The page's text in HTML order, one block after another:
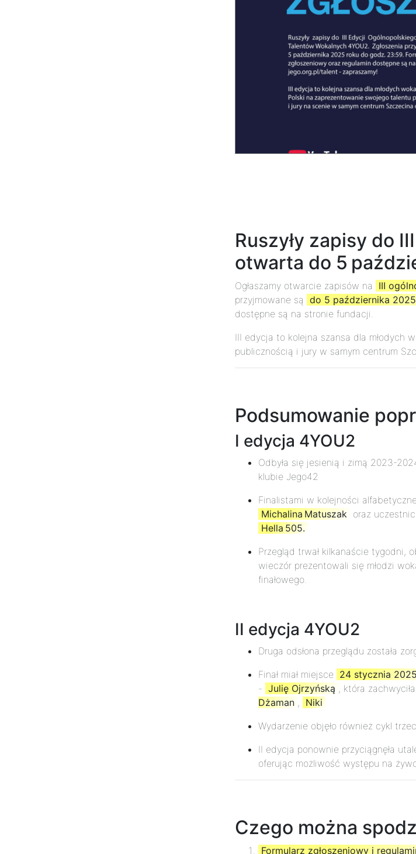
Ruszyły zapisy do
otwarta do 5
Ogłaszamy otwarcie zapisów na III
przyjmowane są do 5 października
dostępne są na stronie fundacji.
III edycja to kolejna szansa dla młodych
publicznością i jury w samym centrum
Podsumowanie
I edycja 4YOU2
Odbyła się jesienią i zimą 2023-
klubie Jego42
Finalistami w kolejności
Michalina Matuszak oraz
Hella 505.
Przegląd trwał kilkanaście
wieczór prezentowali się młodzi
finałowego.
II edycja 4YOU2
Druga odsłona przeglądu została
Finał miał miejsce 24 stycznia
- Julię Ojrzyńską , która
Dżaman , Niki
Wydarzenie objęło również cykl
II edycja ponownie przyciągnęła
oferując możliwość występu na
Czego można
Formularz zgłoszeniowy i